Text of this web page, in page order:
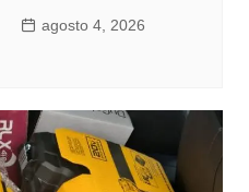
agosto 4, 2026